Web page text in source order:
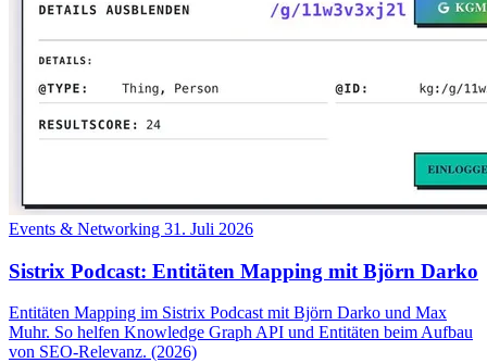
Events & Networking 31. Juli 2026
Sistrix Podcast: Entitäten Mapping mit Björn Darko
Entitäten Mapping im Sistrix Podcast mit Björn Darko und Max
Muhr. So helfen Knowledge Graph API und Entitäten beim Aufbau
von SEO-Relevanz. (2026)